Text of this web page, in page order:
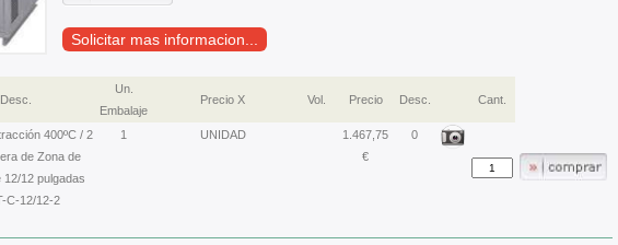
Solicitar mas informacion...
Desc.
Un.
Embalaje
Precio X Vol. Precio Desc. Cant.
400ºC / 2
de Zona de
12/12 pulgadas
C-12/12-2
1 UNIDAD
1.467,75
€
0